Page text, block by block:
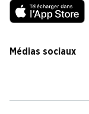
Médias sociaux